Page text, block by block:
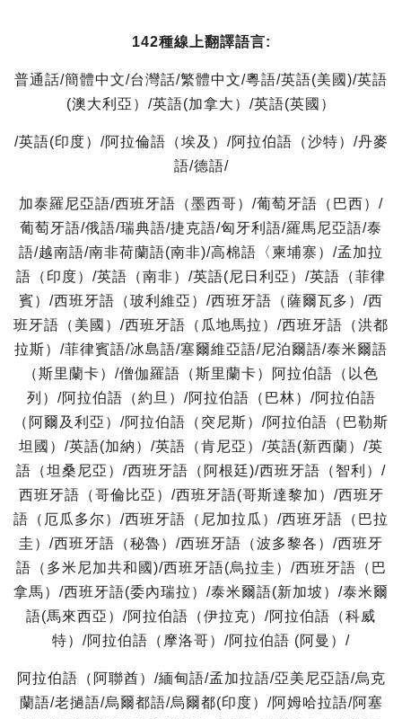
142種線上翻譯語言:
普通話/簡體中文/台灣話/繁體中文/粵語/英語(美國)/英語
(澳大利亞）/英語(加拿大）/英語(英國）
/英語(印度）/阿拉倫語（埃及）/阿拉伯語（沙特）/丹麥
語/德語/
加泰羅尼亞語/西班牙語（墨西哥）/葡萄牙語（巴西）/
葡萄牙語/俄語/瑞典語/捷克語/匈牙利語/羅馬尼亞語/泰
語/越南語/南非荷蘭語(南非)/高棉語〈柬埔寨）/孟加拉
語（印度）/英語（南非）/英語(尼日利亞）/英語（菲律
賓）/西班牙語（玻利維亞）/西班牙語（薩爾瓦多）/西
班牙語（美國）/西班牙語（瓜地馬拉）/西班牙語（洪都
拉斯）/菲律賓語/冰島語/塞爾維亞語/尼泊爾語/泰米爾語
（斯里蘭卡）/僧伽羅語（斯里蘭卡）阿拉伯語（以色
列）/阿拉伯語（約旦）/阿拉伯語（巴林）/阿拉伯語
（阿爾及利亞）/阿拉伯語（突尼斯）/阿拉伯語（巴勒斯
坦國）/英語(加納）/英語（肯尼亞）/英語(新西蘭）/英
語（坦桑尼亞）/西班牙語（阿根廷)/西班牙語（智利）/
西班牙語（哥倫比亞）/西班牙語(哥斯達黎加）/西班牙
語（厄瓜多尔）/西班牙語（尼加拉瓜）/西班牙語（巴拉
圭）/西班牙語（秘魯）/西班牙語（波多黎各）/西班牙
語（多米尼加共和國)/西班牙語(烏拉圭）/西班牙語（巴
拿馬）/西班牙語(委內瑞拉）/泰米爾語(新加坡）/泰米爾
語(馬來西亞）/阿拉伯語（伊拉克）/阿拉伯語（科威
特）/阿拉伯語（摩洛哥）/阿拉伯語 (阿曼）/
阿拉伯語（阿聯酋）/緬甸語/孟加拉語/亞美尼亞語/烏克
蘭語/老撾語/烏爾都語/烏爾都(印度）/阿姆哈拉語/阿塞